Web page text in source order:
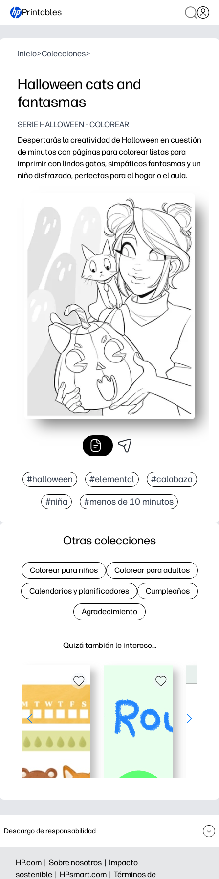
Printables
Inicio>Colecciones>
Halloween cats and
fantasmas
SERIE HALLOWEEN - COLOREAR
Despertarás la creatividad de Halloween en cuestión
de minutos con páginas para colorear listas para
imprimir con lindos gatos, simpáticos fantasmas y un
niño disfrazado, perfectas para el hogar o el aula.
Sin preparación: solo imprime y reparte para
Atrae a personas de diferentes edades: grandes
Desarrolla habilidades: refuerza el agarre del lápiz,
Uso flexible: ideal para los que terminan temprano,
#halloween #elemental #calabaza
#niña #menos de 10 minutos
Quizá también le interese…
Otras colecciones
Colorear para niños Colorear para adultos
Calendarios y planificadores Cumpleaños
Agradecimiento
Descargo de responsabilidad
HP.com | Sobre nosotros | Impacto
sostenible | HPsmart.com | Términos de